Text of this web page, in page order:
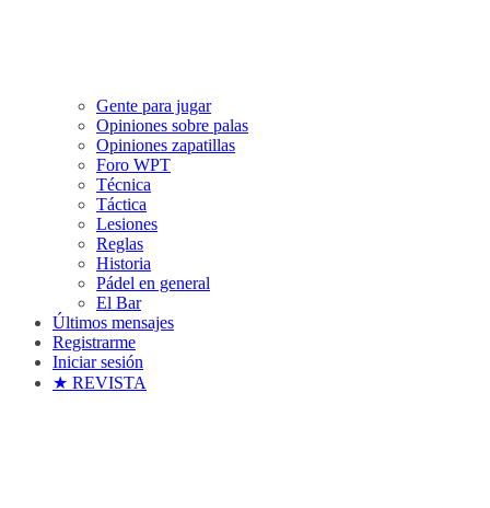
Gente para jugar
Opiniones sobre palas
Opiniones zapatillas
Foro WPT
Técnica
Táctica
Lesiones
Reglas
Historia
Pádel en general
El Bar
Últimos mensajes
Registrarme
Iniciar sesión
★ REVISTA